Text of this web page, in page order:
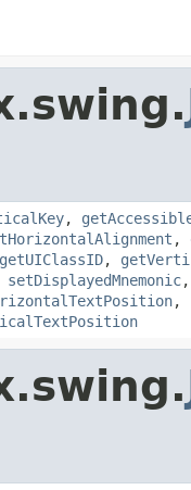
,
,
getUIClassID,
setDisplayedMnemonic
,